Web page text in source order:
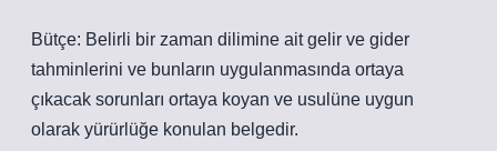
Bütçe: Belirli bir zaman dilimine ait gelir ve gider
tahminlerini ve bunların uygulanmasında ortaya
çıkacak sorunları ortaya koyan ve usulüne uygun
olarak yürürlüğe konulan belgedir.